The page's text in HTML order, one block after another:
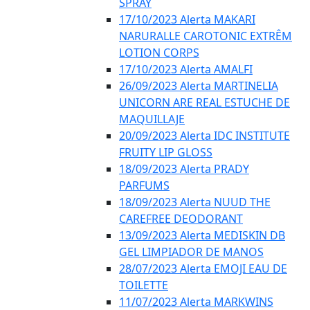
17/10/2023 Alerta MAKARI
NARURALLE CAROTONIC EXTRÊM
LOTION CORPS
17/10/2023 Alerta AMALFI
26/09/2023 Alerta MARTINELIA
UNICORN ARE REAL ESTUCHE DE
MAQUILLAJE
20/09/2023 Alerta IDC INSTITUTE
FRUITY LIP GLOSS
18/09/2023 Alerta PRADY
PARFUMS
18/09/2023 Alerta NUUD THE
CAREFREE DEODORANT
13/09/2023 Alerta MEDISKIN DB
GEL LIMPIADOR DE MANOS
28/07/2023 Alerta EMOJI EAU DE
TOILETTE
11/07/2023 Alerta MARKWINS